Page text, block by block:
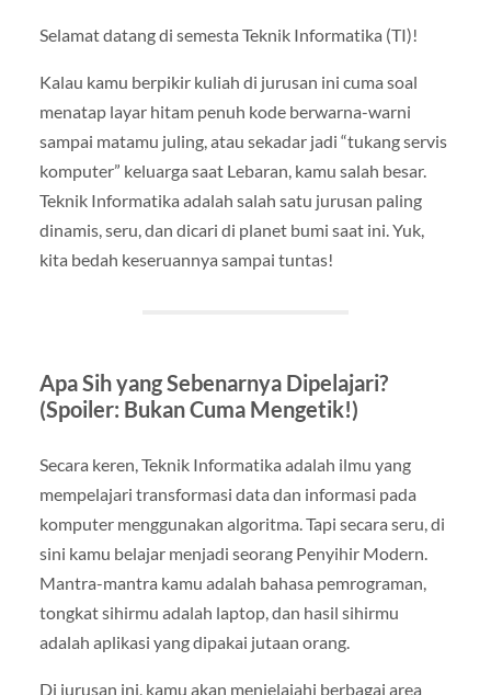
Selamat datang di semesta Teknik Informatika (TI)!
Kalau kamu berpikir kuliah di jurusan ini cuma soal
menatap layar hitam penuh kode berwarna-warni
sampai matamu juling, atau sekadar jadi “tukang servis
komputer” keluarga saat Lebaran, kamu salah besar.
Teknik Informatika adalah salah satu jurusan paling
dinamis, seru, dan dicari di planet bumi saat ini. Yuk,
kita bedah keseruannya sampai tuntas!
Apa Sih yang Sebenarnya Dipelajari?
(Spoiler: Bukan Cuma Mengetik!)
Secara keren, Teknik Informatika adalah ilmu yang
mempelajari transformasi data dan informasi pada
komputer menggunakan algoritma. Tapi secara seru, di
sini kamu belajar menjadi seorang Penyihir Modern.
Mantra-mantra kamu adalah bahasa pemrograman,
tongkat sihirmu adalah laptop, dan hasil sihirmu
adalah aplikasi yang dipakai jutaan orang.
Di jurusan ini, kamu akan menjelajahi berbagai area